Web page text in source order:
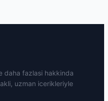
daha fazlasi hakkinda
uzman icerikleriyle